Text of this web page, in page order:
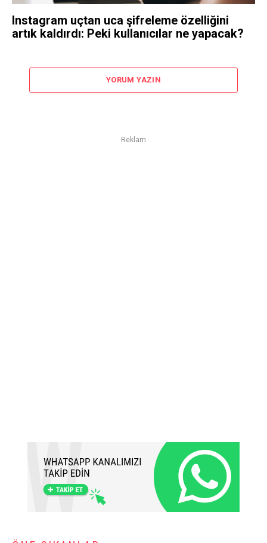
Instagram uçtan uca şifreleme özelliğini
artık kaldırdı: Peki kullanıcılar ne yapacak?
YORUM YAZIN
Reklam